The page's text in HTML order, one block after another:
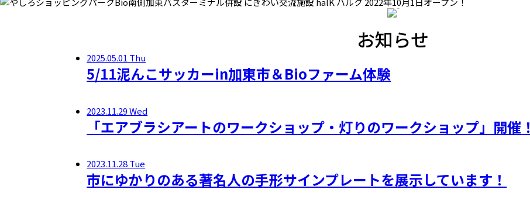
お知らせ
2025.05.01 Thu
5/11泥んこサッカーin加東市＆Bioファーム体験
2023.11.29 Wed
「エアブラシアートのワークショップ・灯りのワークショップ」開催！
2023.11.28 Tue
市にゆかりのある著名人の手形サインプレートを展示しています！